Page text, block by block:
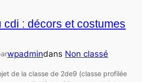
cdi : décors et costumes
wpadmindans Non classé
de la classe de 2de9 (classe profilée